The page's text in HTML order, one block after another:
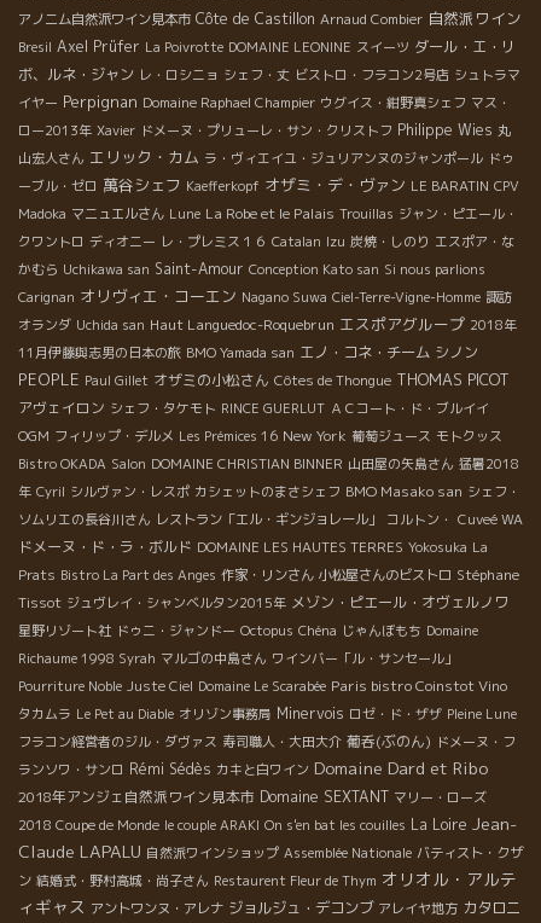
アノニム自然派ワイン見本市 Côte de Castillon Arnaud Combier 自然派ワイン
Bresil Axel Prüfer La Poivrotte DOMAINE LEONINE スイーツ ダール・エ・リ
ボ、ルネ・ジャン レ・ロシニョ シェフ・丈 ビストロ・フラコン2号店 シュトラマ
イヤー Perpignan Domaine Raphael Champier ウグイス・紺野真シェフ マス・
ロー2013年 Xavier ドメーヌ・プリューレ・サン・クリストフ Philippe Wies 丸
山宏人さん エリック・カム ラ・ヴィエイユ・ジュリアンヌのジャンポール ドゥ
ーブル・ゼロ 萬谷シェフ Kaefferkopf オザミ・デ・ヴァン LE BARATIN CPV
Madoka マニュエルさん Lune La Robe et le Palais Trouillas ジャン・ピエール・
クワントロ ディオニー レ・プレミス１６ Catalan Izu 炭焼・しのり エスポア・な
かむら Uchikawa san Saint-Amour Conception Kato san Si nous parlions
Carignan オリヴィエ・コーエン Nagano Suwa Ciel-Terre-Vigne-Homme 諏訪
オランダ Uchida san Haut Languedoc-Roquebrun エスポアグループ 2018年
11月伊藤與志男の日本の旅 BMO Yamada san エノ・コネ・チーム シノン
PEOPLE Paul Gillet オザミの小松さん Côtes de Thongue THOMAS PICOT
アヴェイロン シェフ・タケモト RINCE GUERLUT ＡＣコート・ド・ブルイイ
OGM フィリップ・デルメ Les Prémices 16 New York 葡萄ジュース モトクッス
Bistro OKADA Salon DOMAINE CHRISTIAN BINNER 山田屋の矢島さん 猛暑2018
年 Cyril シルヴァン・レスポ カシェットのまさシェフ BMO Masako san シェフ・
ソムリエの長谷川さん レストラン「エル・ギンジョレール」 コルトン・ Cuveé WA
ドメーヌ・ド・ラ・ボルド DOMAINE LES HAUTES TERRES Yokosuka La
Prats Bistro La Part des Anges 作家・リンさん 小松屋さんのビストロ Stéphane
Tissot ジュヴレイ・シャンベルタン2015年 メゾン・ピエール・オヴェルノワ
星野リゾート社 ドゥニ・ジャンドー Octopus Chéna じゃんぼもち Domaine
Richaume 1998 Syrah マルゴの中島さん ワインバー「ル・サンセール」
Pourriture Noble Juste Ciel Domaine Le Scarabée Paris bistro Coinstot Vino
タカムラ Le Pet au Diable オリゾン事務局 Minervois ロゼ・ド・ザザ Pleine Lune
フラコン経営者のジル・ダヴァス 寿司職人・大田大介 葡呑(ぶのん) ドメーヌ・フ
ランソワ・サンロ Rémi Sédès カキと白ワイン Domaine Dard et Ribo
2018年アンジェ自然派ワイン見本市 Domaine SEXTANT マリー・ローズ
2018 Coupe de Monde le couple ARAKI On s'en bat les couilles La Loire Jean-
Claude LAPALU 自然派ワインショップ Assemblée Nationale バティスト・クザ
ン 結婚式・野村高城・尚子さん Restaurent Fleur de Thym オリオル・アルテ
ィギャス アントワンヌ・アレナ ジョルジュ・デコンブ アレイヤ地方 カタロニ